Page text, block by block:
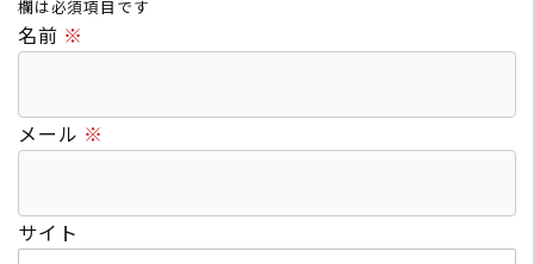
欄は必須項目です
名前 ※
メール ※
サイト